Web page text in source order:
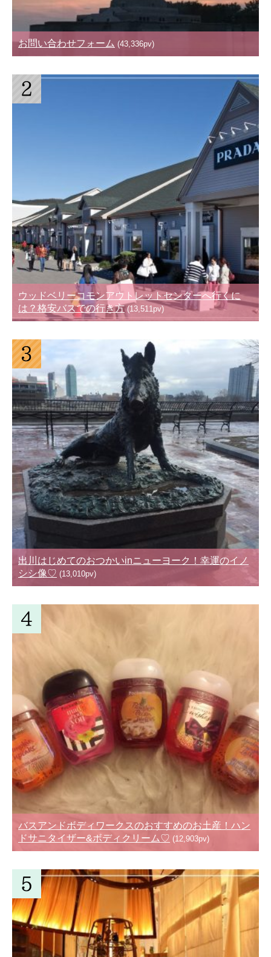
お問い合わせフォーム (43,336pv)
ウッドベリーコモンアウトレットセンターへ行くに
は？格安バスでの行き方(13,511pv)
出川はじめてのおつかいinニューヨーク！幸運のイノ
シシ像♡ (13,010pv)
バスアンドボディワークスのおすすめのお土産！ハン
ドサニタイザー&ボディクリーム♡ (12,903pv)